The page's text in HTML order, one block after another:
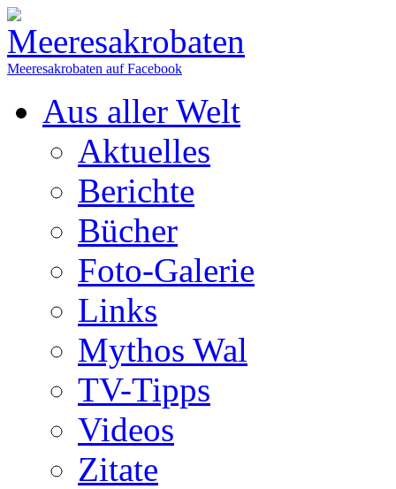
Meeresakrobaten auf Facebook
Aus aller Welt
Aktuelles
Berichte
Bücher
Foto-Galerie
Links
Mythos Wal
TV-Tipps
Videos
Zitate